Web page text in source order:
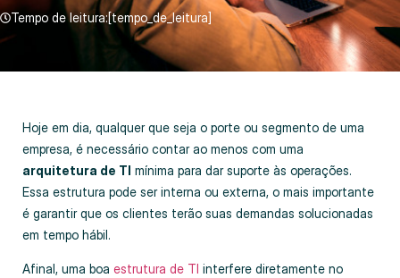
Tempo de leitura:[tempo_de_leitura]
Hoje em dia, qualquer que seja o porte ou segmento de uma
empresa, é necessário contar ao menos com uma
arquitetura de TI mínima para dar suporte às operações.
Essa estrutura pode ser interna ou externa, o mais importante
é garantir que os clientes terão suas demandas solucionadas
em tempo hábil.
Afinal, uma boa estrutura de TI interfere diretamente no